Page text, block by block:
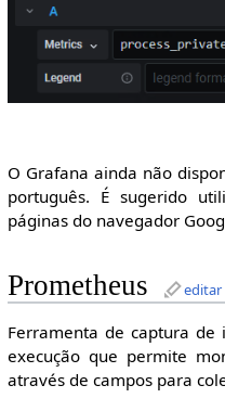
O Grafana ainda não
português. É sugerido
páginas do navegador
Prometheus editar
Ferramenta de captura de
execução que permite
através de campos para